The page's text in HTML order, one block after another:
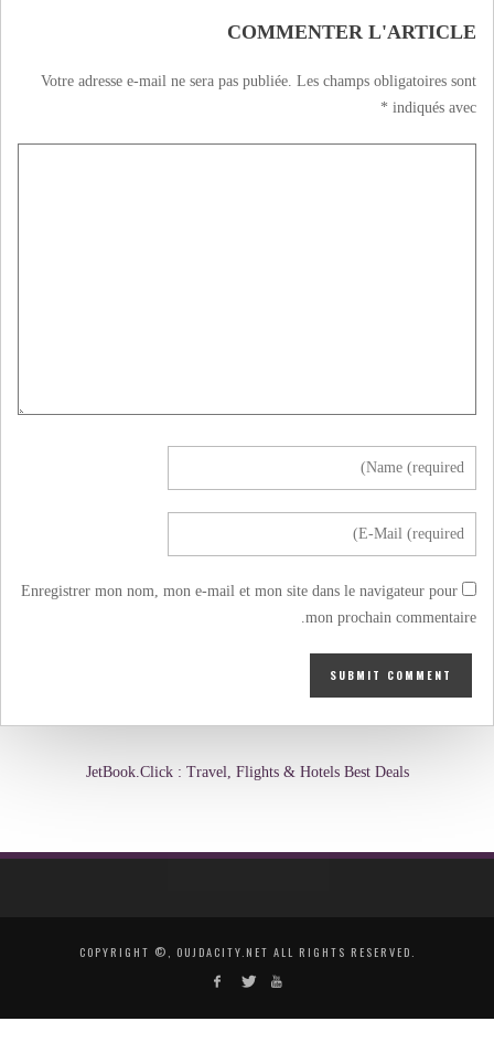
COMMENTER L'ARTICLE
Votre adresse e-mail ne sera pas publiée. Les champs obligatoires sont
indiqués avec
*
Enregistrer mon nom, mon e-mail et mon site dans le navigateur pour
mon prochain commentaire.
JetBook.Click : Travel, Flights & Hotels Best Deals
COPYRIGHT ©, OUJDACITY.NET ALL RIGHTS RESERVED.